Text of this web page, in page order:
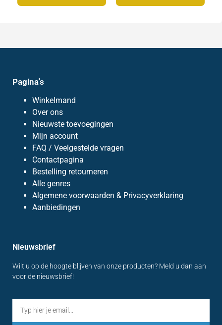
Pagina's
Winkelmand
Over ons
Nieuwste toevoegingen
Mijn account
FAQ / Veelgestelde vragen
Contactpagina
Bestelling retourneren
Alle genres
Algemene voorwaarden & Privacyverklaring
Aanbiedingen
Nieuwsbrief
Wilt u op de hoogte blijven van onze producten? Meld u dan aan
voor de nieuwsbrief!